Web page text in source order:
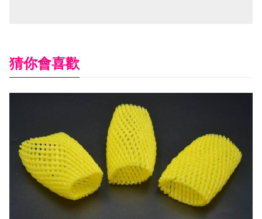
猜你會喜歡